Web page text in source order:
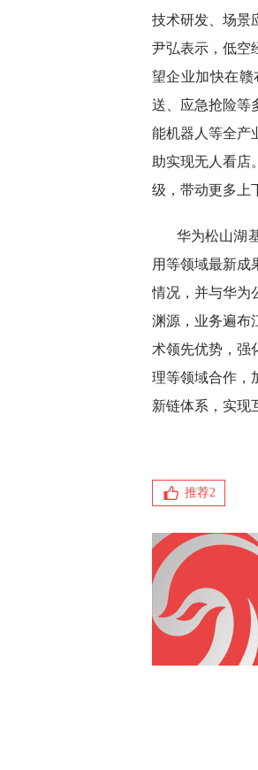
技术研发、场景
尹弘表示，低空
望企业加快在
送、应急抢险等
能机器人等全产
助实现无人看店
级，带动更多上
华为松山湖
用等领域最新成
情况，并与华为
渊源，业务遍布
术领先优势，强
理等领域合作，
新链体系，实现
推荐2